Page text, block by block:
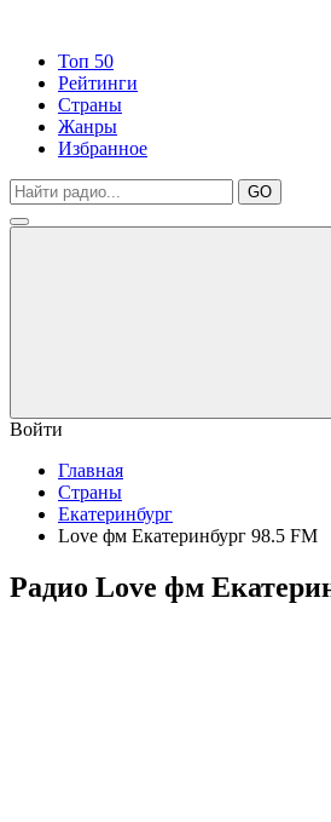
Топ 50
Рейтинги
Страны
Жанры
Избранное
GO
Войти
Главная
Страны
Екатеринбург
Love фм Екатеринбург 98.5 FM
Радио Love фм